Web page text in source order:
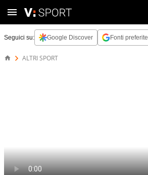
Seguici su: Google Discover Fonti preferite
ALTRI SPORT